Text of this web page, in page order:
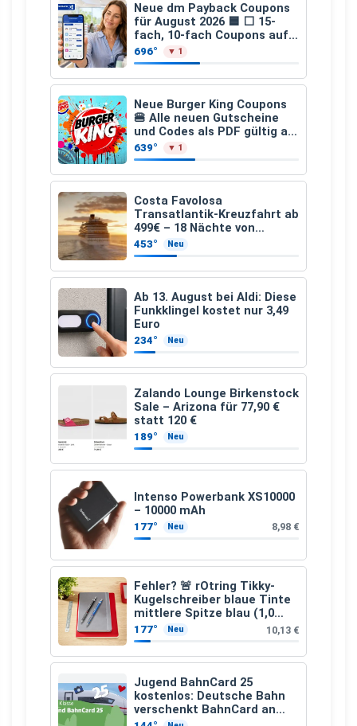
Neue dm Payback Coupons
für August 2026 🟦 ⬜ 15-
fach, 10-fach Coupons auf
den gesamten Einkauf ab 2
€
696° ▼ 1
Neue Burger King Coupons
🍔 Alle neuen Gutscheine
und Codes als PDF gültig ab
25.07.2026 bis 04.09.2026
639° ▼ 1
Costa Favolosa
Transatlantik-Kreuzfahrt ab
499€ – 18 Nächte von
Hamburg nach Guadeloupe
453° Neu
Ab 13. August bei Aldi: Diese
Funkklingel kostet nur 3,49
Euro
234° Neu
Zalando Lounge Birkenstock
Sale – Arizona für 77,90 €
statt 120 €
189° Neu
Intenso Powerbank XS10000
– 10000 mAh
177° Neu 8,98 €
Fehler? 🚨 rOtring Tikky-
Kugelschreiber blaue Tinte
mittlere Spitze blau (1,0
mm – 12 Stück)
177° Neu 10,13 €
Jugend BahnCard 25
kostenlos: Deutsche Bahn
verschenkt BahnCard an
Kinder und Jugendliche